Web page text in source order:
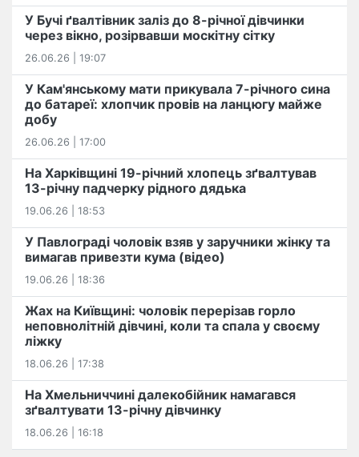
У Бучі ґвалтівник заліз до 8-річної дівчинки
через вікно, розірвавши москітну сітку
26.06.26 | 19:07
У Кам'янському мати прикувала 7-річного сина
до батареї: хлопчик провів на ланцюгу майже
добу
26.06.26 | 17:00
На Харківщині 19-річний хлопець​ ️зґвалтував
13-річну падчерку рідного дядька
19.06.26 | 18:53
У Павлограді чоловік взяв у заручники жінку та
вимагав привезти кума (відео)
19.06.26 | 18:36
Жах на Київщині: чоловік перерізав горло
неповнолітній дівчині, коли та спала у своєму
ліжку
18.06.26 | 17:38
На Хмельниччині далекобійник намагався
зґвалтувати 13-річну дівчинку
18.06.26 | 16:18